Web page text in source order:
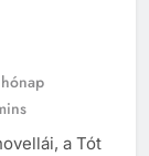
a Tót